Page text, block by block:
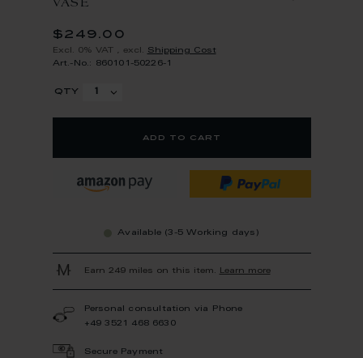
VASE
$249.00
Excl. 0% VAT excl. Shipping Cost
Art.-No.: 860101-50226-1
qty
add to cart
Available (3-5 Working days)
Earn 249 miles on this item. Learn more
Personal consultation via Phone
+49 3521 468 6630
Secure Payment